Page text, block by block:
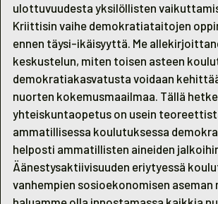
ulottuvuudesta yksilöllisten
Kriittisin vaihe demokratiataitojen
ennen täysi-ikäisyyttä. Me
keskustelun, miten toisen asteen
demokratiakasvatusta voidaan
nuorten kokemusmaailmaa. Tällä
yhteiskuntaopetus on usein
ammatillisessa koulutuksessa
helposti ammatillisten aineiden
Äänestysaktiivisuuden eriytyessä
vanhempien sosioekonomisen aseman